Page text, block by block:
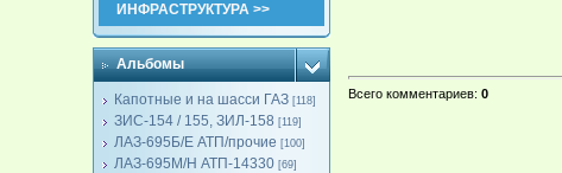
ИНФРАСТРУКТУРА >>
Альбомы
Капотные и на шасси ГАЗ [118]
ЗИС-154 / 155, ЗИЛ-158 [119]
ЛАЗ-695Б/Е АТП/прочие [100]
ЛАЗ-695М/Н АТП-14330 [69]
Всего комментариев:0